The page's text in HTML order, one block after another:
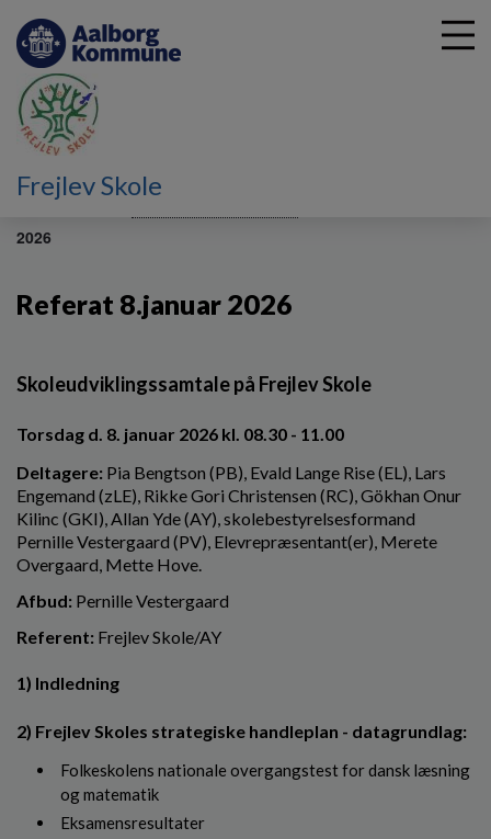
Frejlev Skole
Vores skole
2026
Referat 8.januar 2026
Skoleudviklingssamtale på Frejlev Skole
Torsdag d. 8. januar 2026 kl. 08.30 - 11.00
Deltagere: Pia Bengtson (PB), Evald Lange Rise (EL), Lars
Engemand (zLE), Rikke Gori Christensen (RC), Gökhan Onur
Kilinc (GKI), Allan Yde (AY), skolebestyrelsesformand
Pernille Vestergaard (PV), Elevrepræsentant(er), Merete
Overgaard, Mette Hove.
Afbud: Pernille Vestergaard
Referent: Frejlev Skole/AY
1) Indledning
2) Frejlev Skoles strategiske handleplan - datagrundlag:
Folkeskolens nationale overgangstest for dansk læsning
og matematik
Eksamensresultater